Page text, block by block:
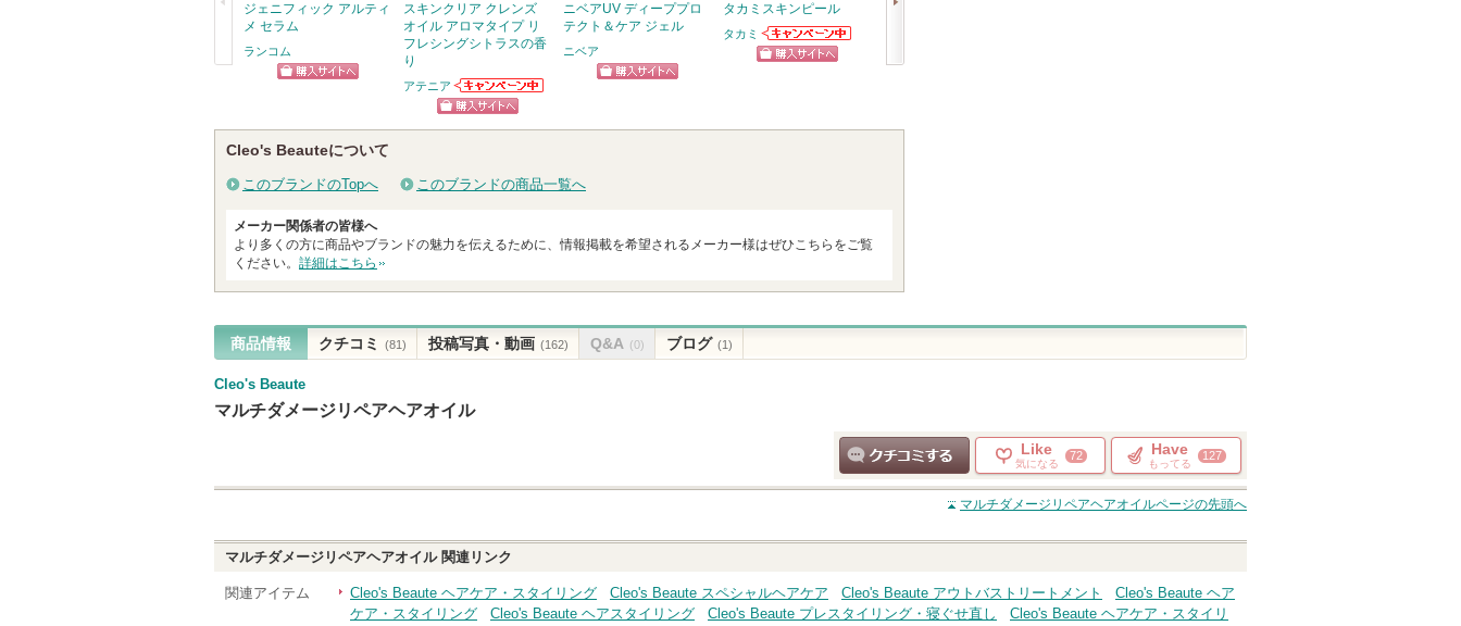
ジェニフィック アルティ
メ セラム
ランコム
スキンクリア クレンズ
オイル アロマタイプ リ
フレシングシトラスの香
り
アテニア
アテニアからの
お知らせがあり
ます
ショッピン
ニベアUV ディーププロ
テクト＆ケア ジェル
ニベア
タカミスキンピール
タカミ
タカミからのお
知らせがありま
アトバリア365 クリーム
Cleo's Beauteについて
このブランドのTopへ このブランドの商品一覧へ
メーカー関係者の皆様へ
より多くの方に商品やブランドの魅力を伝えるために、情報掲載を希望されるメーカー様はぜひこちらをご覧
ください。 詳細はこちら
商品情報 クチコミ (81) 投稿写真・動画 (162) Q&A (0) ブログ (1)
Cleo's Beaute
マルチダメージリペアヘアオイル
クチコミする
Like
気になる
72 Have
もってる
127
マルチダメージリペアヘアオイルページの先頭へ
マルチダメージリペアヘアオイル関連リンク
関連アイテム Cleo's Beaute ヘアケア・スタイリング Cleo's Beaute スペシャルヘアケア Cleo's Beaute アウトバストリートメント
Cleo's Beaute ヘア
ケア・スタイリング
Cleo's Beaute ヘアスタイリング Cleo's Beaute プレスタイリング・寝ぐせ直し Cleo's Beaute ヘアケア・スタイリ